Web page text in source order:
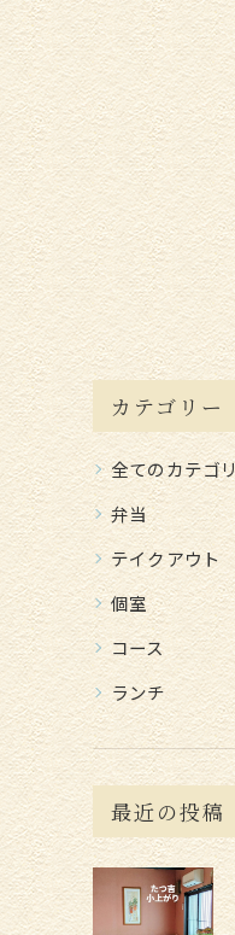
カテゴリー
全てのカテゴ
弁当
テイクアウト
個室
コース
ランチ
最近の投稿